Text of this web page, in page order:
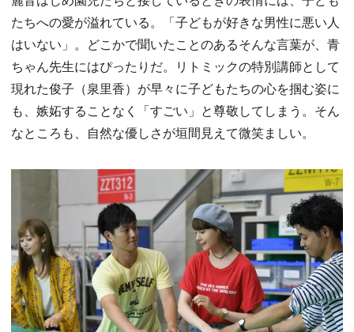
たちへの愛が溢れている。「子どもが好きな男性に悪い人
はいない」。どこかで聞いたことのあるそんな言葉が、青
ちゃん先生にはぴったりだ。リトミックの特別講師として
現れた俊子（泉里香）が早々に子どもたちの心を掴む姿に
も、嫉妬することなく「すごい」と尊敬してしまう。そん
なところも、自然な優しさが垣間見えて微笑ましい。